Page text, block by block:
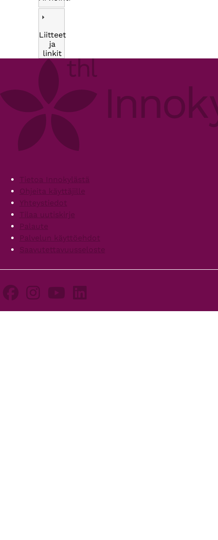
Liitteet
ja
linkit
FooterTietoa Innokylästä
Ohjeita käyttäjille
Yhteystiedot
Tilaa uutiskirje
Palaute
Palvelun käyttöehdot
Saavutettavuusseloste